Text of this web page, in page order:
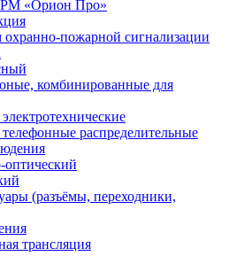
«Орион Про»
охранно-пожарной сигнализации
комбинированные для
распределительные
оптический
(разъёмы, переходники,
трансляция